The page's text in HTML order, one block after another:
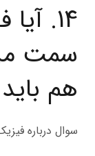
14.
سمت
هم
سوال درباره